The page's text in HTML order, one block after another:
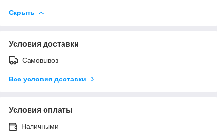
Скрыть
Условия доставки
Самовывоз
Все условия доставки
Условия оплаты
Наличными